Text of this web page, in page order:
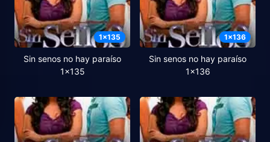
1x135
Sin senos no hay paraíso
1x135
1x136
Sin senos no hay paraíso
1x136